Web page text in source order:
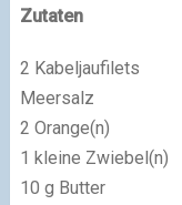
Zutaten
2 Kabeljaufilets
Meersalz
2 Orange(n)
1 kleine Zwiebel(n)
10 g Butter